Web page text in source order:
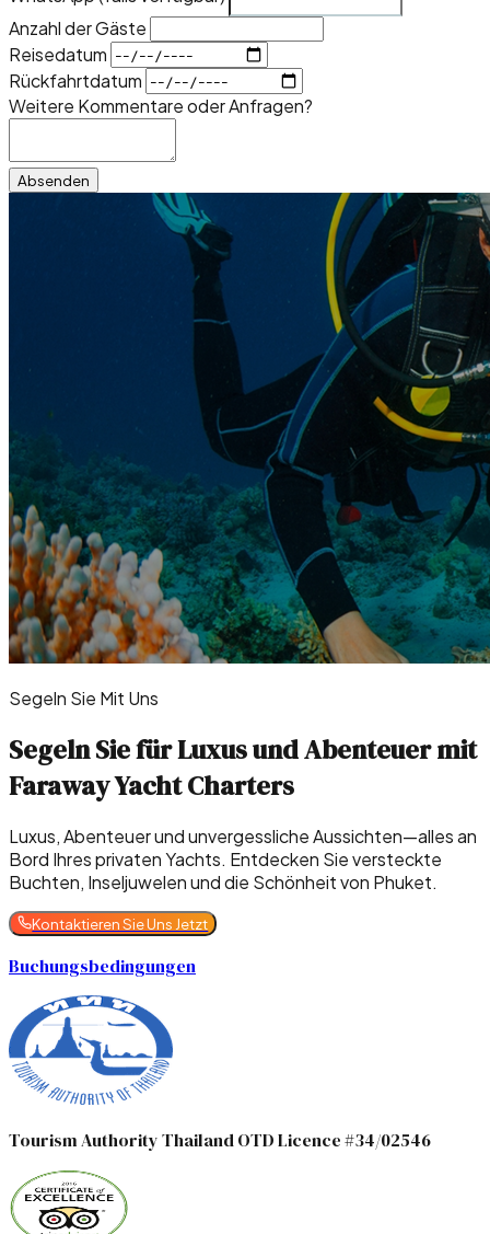
Anzahl der Gäste
Reisedatum
Rückfahrtdatum
Weitere Kommentare oder Anfragen?
Absenden
Segeln Sie Mit Uns
Segeln Sie für Luxus und Abenteuer mit
Faraway Yacht Charters
Luxus, Abenteuer und unvergessliche Aussichten—alles an
Bord Ihres privaten Yachts. Entdecken Sie versteckte
Buchten, Inseljuwelen und die Schönheit von Phuket.
Kontaktieren Sie Uns Jetzt
Buchungsbedingungen
Tourism Authority Thailand OTD Licence #34/02546